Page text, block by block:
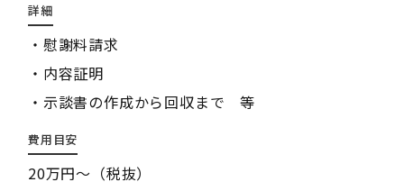
詳細
・慰謝料請求
・内容証明
・示談書の作成から回収まで 等
費用目安
20万円～（税抜）